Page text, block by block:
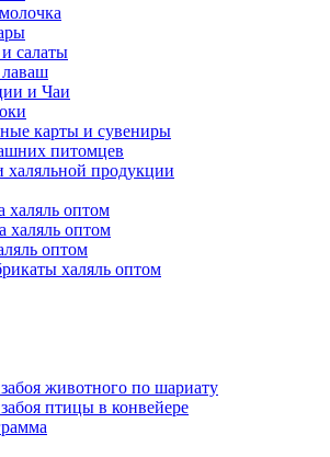
салаты
и Чаи
карты и сувениры
питомцев
халяльной продукции
халяль оптом
халяль оптом
оптом
халяль оптом
животного по шариату
птицы в конвейере